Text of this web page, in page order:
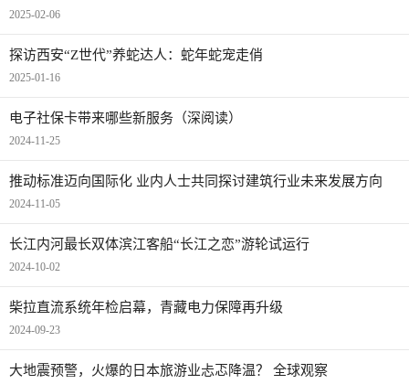
2025-02-06
探访西安“Z世代”养蛇达人：蛇年蛇宠走俏
2025-01-16
电子社保卡带来哪些新服务（深阅读）
2024-11-25
推动标准迈向国际化 业内人士共同探讨建筑行业未来发展方向
2024-11-05
长江内河最长双体滨江客船“长江之恋”游轮试运行
2024-10-02
柴拉直流系统年检启幕，青藏电力保障再升级
2024-09-23
大地震预警，火爆的日本旅游业忐忑降温？ 全球观察